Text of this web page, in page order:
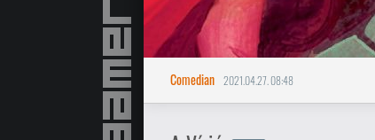
Comedian 2021.04.27. 08:48